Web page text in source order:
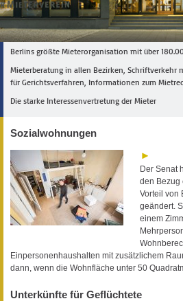
Berlins größte Mieterorganisation mit über
Mieterberatung in allen Bezirken, Schriftverkehr
für Gerichtsverfahren, Informationen zum
Die starke Interessenvertretung der Mieter
Sozialwohnungen
Der Senat
den Bezug
Vorteil von
geändert.
einem
Einpersonenhaushalten mit zusätzlichem
dann, wenn die Wohnfläche unter 50
Unterkünfte für Geflüchtete